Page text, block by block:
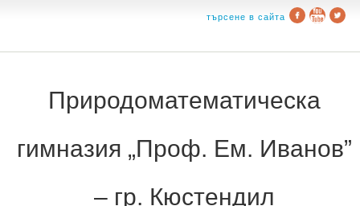
търсене в сайта
Природоматематическа
гимназия „Проф. Ем. Иванов”
– гр. Кюстендил